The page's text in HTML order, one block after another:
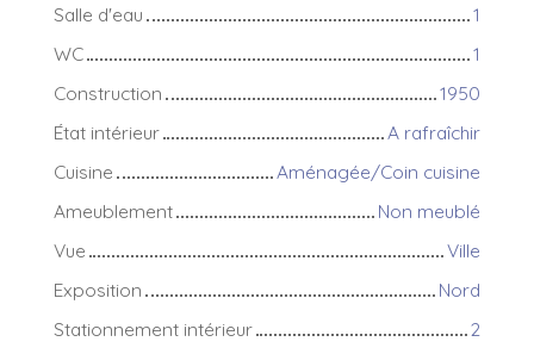
Salle d'eau
1
WC
1
Construction
1950
État intérieur
A rafraîchir
Cuisine
Aménagée/Coin cuisine
Ameublement
Non meublé
Vue
Ville
Exposition
Nord
Stationnement intérieur
2